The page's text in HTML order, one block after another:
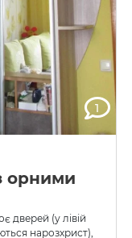
1
орними
дверей (у лівій
нарозхрист),